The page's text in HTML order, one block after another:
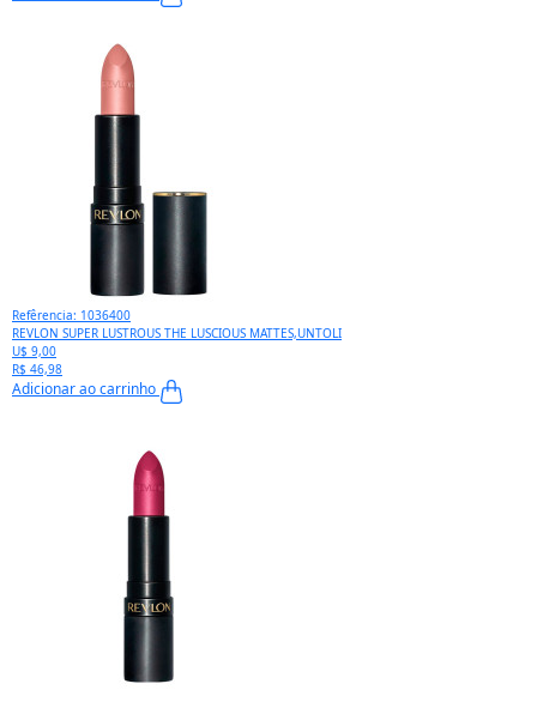
Refêrencia: 1036400
REVLON SUPER LUSTROUS THE LUSCIOUS MATTES,UNTOLI
U$ 9,00
R$ 46,98
Adicionar ao carrinho